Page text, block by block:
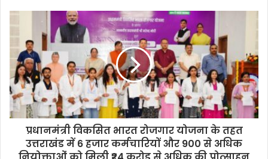
प्रधानमंत्री विकसित भारत रोजगार योजना के तहत
उत्तराखंड में 6 हजार कर्मचारियों और 900 से अधिक